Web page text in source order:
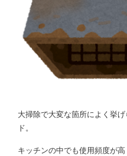
大掃除で大変な箇所によく挙
ド。
キッチンの中でも使用頻度が